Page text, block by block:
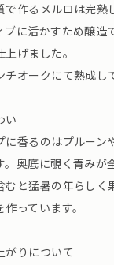
で作るメルロは完熟
ブに活かすため醸造
上げました。
チオークにて熟成し
い
に香るのはプルー
。奥底に覗く青みが
むと猛暑の年らし
っています。
がりについて